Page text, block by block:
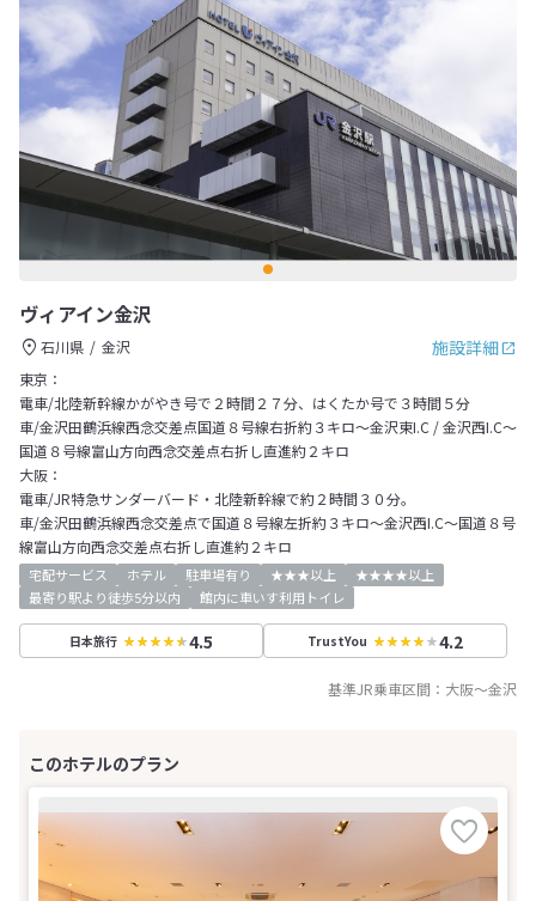
ヴィアイン金沢
施設詳細
石川県
金沢
東京：
電車/北陸新幹線かがやき号で２時間２７分、はくたか号で３時間５分
車/金沢田鶴浜線西念交差点国道８号線右折約３キロ～金沢東I.C / 金沢西I.C～
国道８号線富山方向西念交差点右折し直進約２キロ
大阪：
電車/JR特急サンダーバード・北陸新幹線で約２時間３０分。
車/金沢田鶴浜線西念交差点で国道８号線左折約３キロ～金沢西I.C～国道８号
線富山方向西念交差点右折し直進約２キロ
宅配サービス ホテル 駐車場有り ★★★以上
★★★★以上
最寄り駅より徒歩5分以内
館内に車いす利用トイレ
日本旅行 4.5 TrustYou 4.2
基準JR乗車区間： 大阪～金沢